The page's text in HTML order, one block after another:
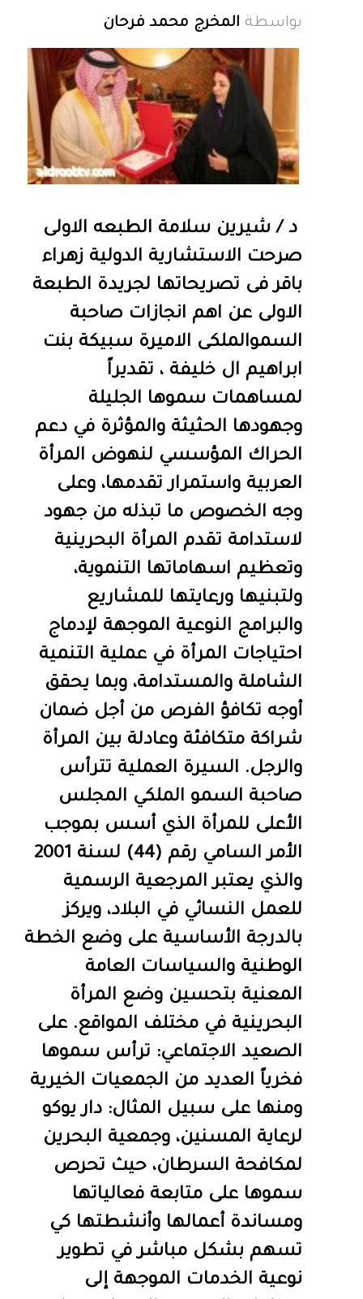
بواسطة المخرج محمد فرحان
د / شيرين سلامة الطبعه الاولى
صرحت الاستشارية الدولية زهراء
باقر فى تصريحاتها لجريدة الطبعة
الاولى عن اهم انجازات صاحبة
السموالملكى الاميرة سبيكة بنت
ابراهيم ال خليفة ، تقديراً
لمساهمات سموها الجليلة
وجهودها الحثيثة والمؤثرة في دعم
الحراك المؤسسي لنهوض المرأة
العربية واستمرار تقدمها، وعلى
وجه الخصوص ما تبذله من جهود
لاستدامة تقدم المرأة البحرينية
وتعظيم اسهاماتها التنموية،
ولتبنيها ورعايتها للمشاريع
والبرامج النوعية الموجهة لإدماج
احتياجات المرأة في عملية التنمية
الشاملة والمستدامة، وبما يحقق
أوجه تكافؤ الفرص من أجل ضمان
شراكة متكافئة وعادلة بين المرأة
والرجل. ​السيرة العملية تترأس
صاحبة السمو الملكي المجلس
الأعلى للمرأة الذي أسس بموجب
الأمر السامي رقم (44) لسنة 2001
والذي يعتبر المرجعية الرسمية
للعمل النسائي في البلاد، ويركز
بالدرجة الأساسية على وضع الخطة
الوطنية والسياسات العامة
المعنية بتحسين وضع المرأة
البحرينية في مختلف المواقع. على
الصعيد الاجتماعي: ترأس سموها
فخرياً العديد من الجمعيات الخيرية
ومنها على سبيل المثال: دار يوكو
لرعاية المسنين، وجمعية البحرين
لمكافحة السرطان، حيث تحرص
سموها على متابعة فعالياتها
ومساندة أعمالها وأنشطتها كي
تسهم بشكل مباشر في تطوير
نوعية الخدمات الموجهة إلى